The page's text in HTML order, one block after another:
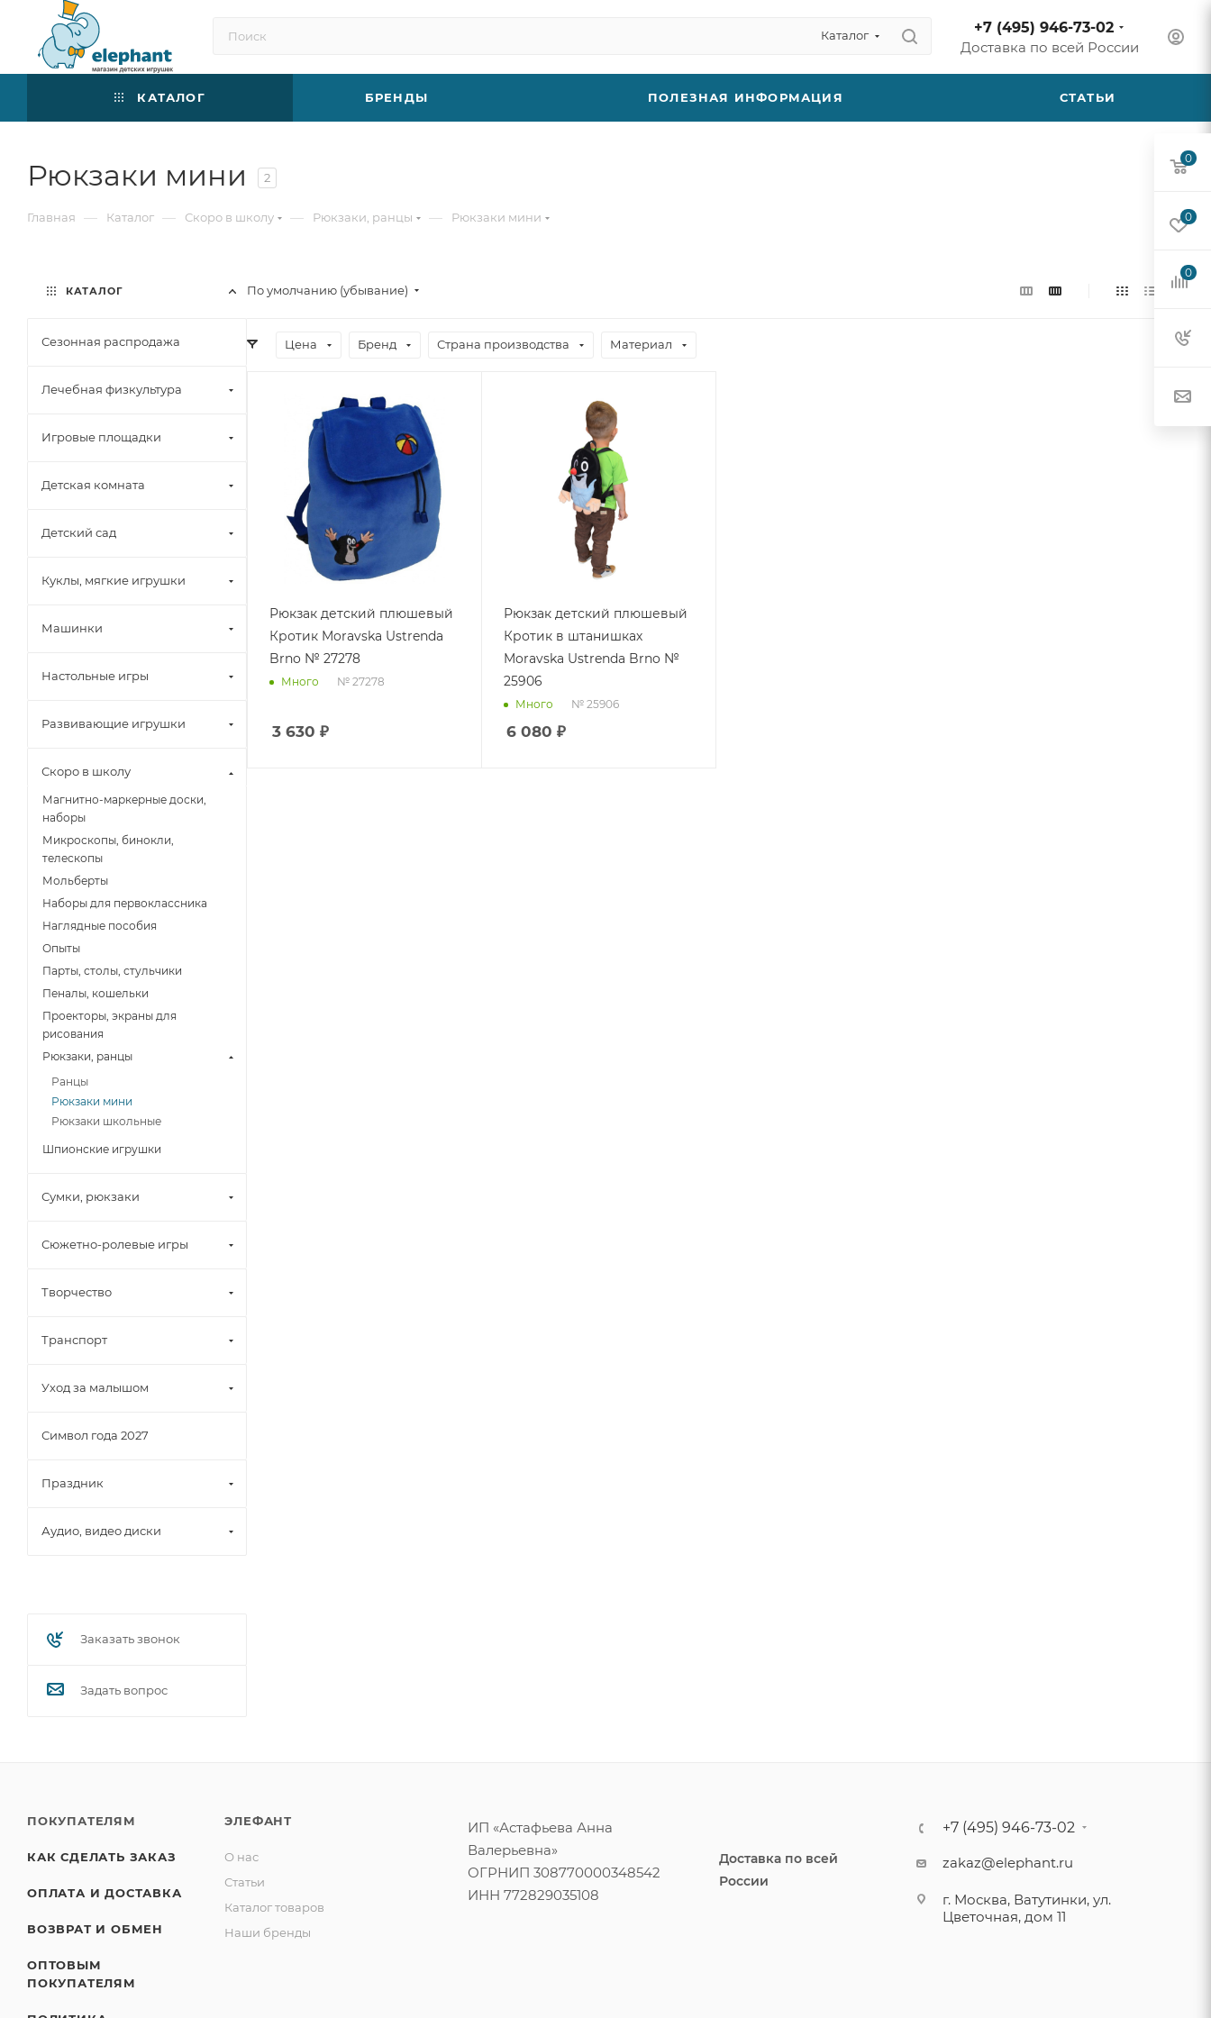
Каталог
+7 (495) 946-73-02
Доставка по всей России
КАТАЛОГ БРЕНДЫ ПОЛЕЗНАЯ ИНФОРМАЦИЯ СТАТЬИ
Рюкзаки мини 2
Главная — Каталог — Скоро в школу — Рюкзаки, ранцы — Рюкзаки мини
По умолчанию (убывание)
Цена Бренд Страна производства Материал
Рюкзак детский плюшевый
Кротик Moravska Ustrenda
Brno № 27278
Много № 27278
3 630 ₽
Рюкзак детский плюшевый
Кротик в штанишках
Moravska Ustrenda Brno №
25906
Много № 25906
6 080 ₽
КАТАЛОГ
Сезонная распродажа
Лечебная физкультура
Игровые площадки
Детская комната
Детский сад
Куклы, мягкие игрушки
Машинки
Настольные игры
Развивающие игрушки
Скоро в школу
Магнитно-маркерные доски,
наборы
Микроскопы, бинокли,
телескопы
Мольберты
Наборы для первоклассника
Наглядные пособия
Опыты
Парты, столы, стульчики
Пеналы, кошельки
Проекторы, экраны для
рисования
Рюкзаки, ранцы
Ранцы
Рюкзаки мини
Рюкзаки школьные
Шпионские игрушки
Сумки, рюкзаки
Сюжетно-ролевые игры
Творчество
Транспорт
Уход за малышом
Символ года 2027
Праздник
Аудио, видео диски
Заказать звонок
Задать вопрос
ПОКУПАТЕЛЯМ
КАК СДЕЛАТЬ ЗАКАЗ
ОПЛАТА И ДОСТАВКА
ВОЗВРАТ И ОБМЕН
ОПТОВЫМ
ПОКУПАТЕЛЯМ
ЭЛЕФАНТ
О нас
Статьи
Каталог товаров
Наши бренды
ИП «Астафьева Анна
Валерьевна»
ОГРНИП 308770000348542
ИНН 772829035108
Доставка по всей
России
+7 (495) 946-73-02
zakaz@elephant.ru
г. Москва, Ватутинки, ул.
Цветочная, дом 11
0
0
0